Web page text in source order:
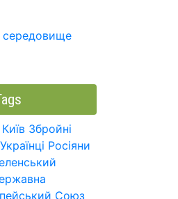
Київ Збройні
Українці Росіяни
Союз